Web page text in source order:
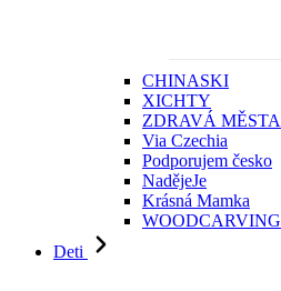
CHINASKI
XICHTY
ZDRAVÁ MĚSTA
Via Czechia
Podporujem česko
NadějeJe
Krásná Mamka
WOODCARVING
Deti